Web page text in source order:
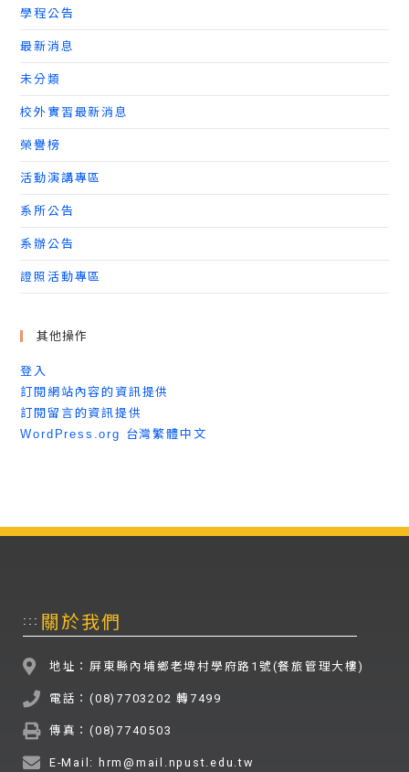
學程公告
最新消息
未分類
校外實習最新消息
榮譽榜
活動演講專區
系所公告
系辦公告
證照活動專區
其他操作
登入
訂閱網站內容的資訊提供
訂閱留言的資訊提供
WordPress.org 台灣繁體中文
::: 關於我們
地址：屏東縣內埔鄉老埤村學府路1號(餐旅管理大樓)
電話：(08)7703202 轉7499
傳真：(08)7740503
E-Mail: hrm@mail.npust.edu.tw